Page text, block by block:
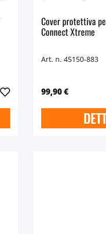
Cover protettiva
Connect Xtreme
Art. n. 45150-883
99,90 €